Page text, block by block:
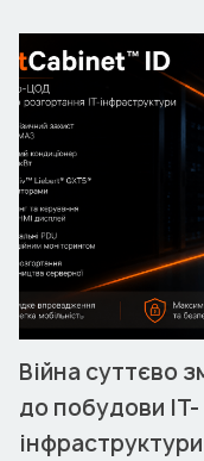
Війна суттєво
до побудови ІТ-
інфраструктури